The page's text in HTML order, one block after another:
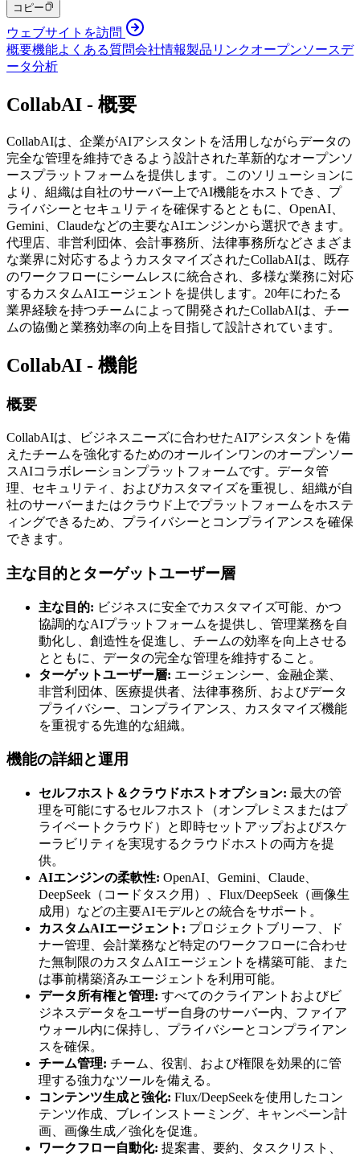
コピー
ウェブサイトを訪問
概要機能よくある質問会社情報製品リンクオープンソースデ
ータ分析
CollabAI - 概要
CollabAIは、企業がAIアシスタントを活用しながらデータの
完全な管理を維持できるよう設計された革新的なオープンソ
ースプラットフォームを提供します。このソリューションに
より、組織は自社のサーバー上でAI機能をホストでき、プ
ライバシーとセキュリティを確保するとともに、OpenAI、
Gemini、Claudeなどの主要なAIエンジンから選択できます。
代理店、非営利団体、会計事務所、法律事務所などさまざま
な業界に対応するようカスタマイズされたCollabAIは、既存
のワークフローにシームレスに統合され、多様な業務に対応
するカスタムAIエージェントを提供します。20年にわたる
業界経験を持つチームによって開発されたCollabAIは、チー
ムの協働と業務効率の向上を目指して設計されています。
CollabAI - 機能
概要
CollabAIは、ビジネスニーズに合わせたAIアシスタントを備
えたチームを強化するためのオールインワンのオープンソー
スAIコラボレーションプラットフォームです。データ管
理、セキュリティ、およびカスタマイズを重視し、組織が自
社のサーバーまたはクラウド上でプラットフォームをホステ
ィングできるため、プライバシーとコンプライアンスを確保
できます。
主な目的とターゲットユーザー層
主な目的: ビジネスに安全でカスタマイズ可能、かつ
協調的なAIプラットフォームを提供し、管理業務を自
動化し、創造性を促進し、チームの効率を向上させる
とともに、データの完全な管理を維持すること。
ターゲットユーザー層: エージェンシー、金融企業、
非営利団体、医療提供者、法律事務所、およびデータ
プライバシー、コンプライアンス、カスタマイズ機能
を重視する先進的な組織。
機能の詳細と運用
セルフホスト＆クラウドホストオプション: 最大の管
理を可能にするセルフホスト（オンプレミスまたはプ
ライベートクラウド）と即時セットアップおよびスケ
ーラビリティを実現するクラウドホストの両方を提
供。
AIエンジンの柔軟性: OpenAI、Gemini、Claude、
DeepSeek（コードタスク用）、Flux/DeepSeek（画像生
成用）などの主要AIモデルとの統合をサポート。
カスタムAIエージェント: プロジェクトブリーフ、ド
ナー管理、会計業務など特定のワークフローに合わせ
た無制限のカスタムAIエージェントを構築可能、また
は事前構築済みエージェントを利用可能。
データ所有権と管理: すべてのクライアントおよびビ
ジネスデータをユーザー自身のサーバー内、ファイア
ウォール内に保持し、プライバシーとコンプライアン
スを確保。
チーム管理: チーム、役割、および権限を効果的に管
理する強力なツールを備える。
コンテンツ生成と強化: Flux/DeepSeekを使用したコン
テンツ作成、ブレインストーミング、キャンペーン計
画、画像生成／強化を促進。
ワークフロー自動化: 提案書、要約、タスクリスト、